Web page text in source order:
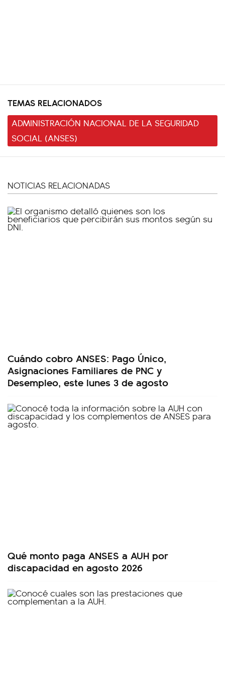
TEMAS RELACIONADOS
ADMINISTRACIÓN NACIONAL DE LA SEGURIDAD
SOCIAL (ANSES)
NOTICIAS RELACIONADAS
Cuándo cobro ANSES: Pago Único,
Asignaciones Familiares de PNC y
Desempleo, este lunes 3 de agosto
Qué monto paga ANSES a AUH por
discapacidad en agosto 2026